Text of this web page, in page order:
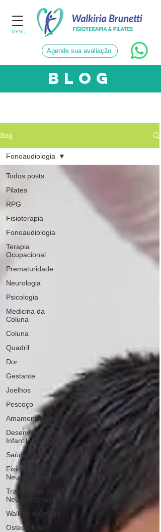
MENU
Agende sua avaliação
blog
Todos posts
Pilates
RPG
Fisioterapia
Fonoaudiologia
Terapia
Ocupacional
Prematuridade
Neurologia
Psicologia
Medicina da
Coluna
Coluna
Quadril
Dor
Gestante
Joelhos
Pescoço
Amamentação
Desenvolvimento
Infantil
Saúde do Idoso
Fisioterapia
Neurofuncional
Transtornos do
Neurodesenvolvimento
Walkiria na mídia
Osteoartrite
Fonoaudiologia